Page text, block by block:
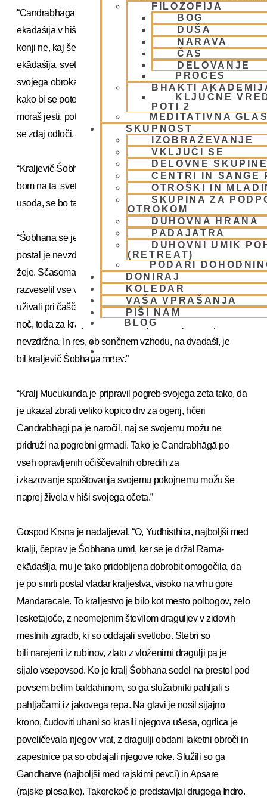
FILOZOFIJA
BOG
DUŠA
NARAVA
ČAS
DELOVANJE
PROCES
BHAKTI
KLJUČNE
POTI 2
MEDITATIVNA
SKUPNOST
IZOBRAŽEVANJE
VKLJUČI SE
DELOVNE
CENTRI IN SANGE
OTROŠKI IN
SKUPINA ZA
OTROKOM
DUHOVNA HRANA
PADAJATRA
DUHOVNI UMIK
(RETREAT)
PODARI
DONIRAJ
KOLEDAR
VAŠA VPRAŠANJA
PIŠI NAM
BLOG
01 431 21 24
“Candrabhāgā je odvrnila, ’Moj dragi mož, na dan
ekādaśīja v hiši mojega očeta nihče ne je, celo sloni in
konji ne, kaj šele polnoletni ljudje. Zares, na dan
ekādaśīja, svetega dne Śrī Harija, nobena žival ne dobi
svojega obroka zrnja, listja ali slame -niti vode ne! Le
kako bi se potem ti lahko izognil postu? Moj dragi mož, če
moraš jesti, potem raje takoj odidi. Z močnim prepričanjem
se zdaj odloči, kaj je potrebno storiti.’”
“Kraljevič Śobhana je nato dejal, ’Odločil sem se, da se
bom na ta sveti ekādaśī postil. Kakršnakoli že je moja
usoda, se bo ta zagotovo zgodila.’”
“Śobhana se je torej poskušal na ta ekādaśī postiti, toda
postal je nevzdržno vznemirjen zaradi prevelike lakote in
žeje. Sčasoma se je zmračilo in prihod ugodne noči je
razveselil vse vaiṣṇave. O, Yudhiṣṭhira, vsi bhakte so
uživali pri čaščenju Gospoda Harija in ostali budni celo
noč, toda za kraljeviča Śobhano je ta noč postala povsem
nevzdržna. In res, ob sončnem vzhodu, na dvadaśī, je
bil kraljevič Śobhana mrtev.”
“Kralj Mucukunda je pripravil pogreb svojega zeta tako, da
je ukazal zbrati veliko kopico drv za ogenj, hčeri
Candrabhāgi pa je naročil, naj se svojemu možu ne
pridruži na pogrebni grmadi. Tako je Candrabhāgā po
vseh opravljenih očiščevalnih obredih za
izkazovanje spoštovanja svojemu pokojnemu možu še
naprej živela v hiši svojega očeta.”
Gospod Kṛṣṇa je nadaljeval, “O, Yudhiṣṭhira, najboljši med
kralji, čeprav je Śobhana umrl, ker se je držal Ramā-
ekādaśīja, mu je tako pridobljena dobrobit omogočila, da
je po smrti postal vladar kraljestva, visoko na vrhu gore
Mandarācale. To kraljestvo je bilo kot mesto polbogov, zelo
lesketajoče, z neomejenim številom draguljev v zidovih
mestnih zgradb, ki so oddajali svetlobo. Stebri so
bili narejeni iz rubinov, zlato z vloženimi dragulji pa je
sijalo vsepovsod. Ko je kralj Śobhana sedel na prestol pod
povsem belim baldahinom, so ga služabniki pahljali s
pahljačami iz jakovega repa. Na glavi je nosil sijajno
krono, čudoviti uhani so krasili njegova ušesa, ogrlica je
poveličevala njegov vrat, z dragulji obdani laketni obroči in
zapestnice pa so obdajali njegove roke. Služili so ga
Gandharve (najboljši med rajskimi pevci) in Apsare
(rajske plesalke). Takorekoč je predstavljal drugega Indro.